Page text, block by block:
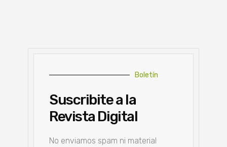
Boletín
Suscribite a la
Revista Digital
No enviamos spam ni material